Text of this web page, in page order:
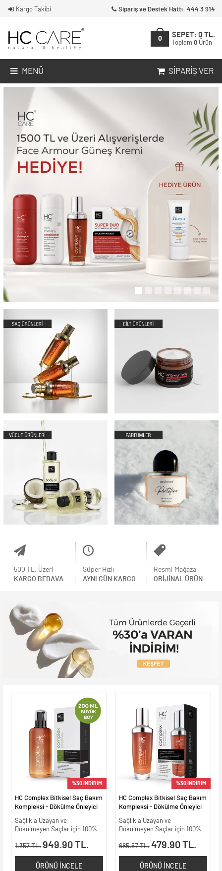
Kargo Takibi Sipariş ve Destek Hattı: 444 3 914
0
SEPET: 0 TL.
Toplam 0 Ürün
MENÜ SIPARIŞ VER
500 TL. Üzeri
KARGO BEDAVA
Süper Hızlı
AYNI GÜN KARGO
Resmi Mağaza
ORIJINAL ÜRÜN
%30 İNDİRİM
HC Complex Bitkisel Saç Bakım
Kompleksi - Dökülme Önleyici
- 200 ml.
Sağlıkla Uzayan ve
Dökülmeyen Saçlar için 100%
Bitkisel Formül
1,357 TL. 949.90 TL.
ÜRÜNÜ İNCELE
%30 İNDİRİM
HC Complex Bitkisel Saç Bakım
Kompleksi - Dökülme Önleyici
- 100 ml
Sağlıkla Uzayan ve
Dökülmeyen Saçlar için 100%
Bitkisel Formül
685.57 TL. 479.90 TL.
ÜRÜNÜ İNCELE